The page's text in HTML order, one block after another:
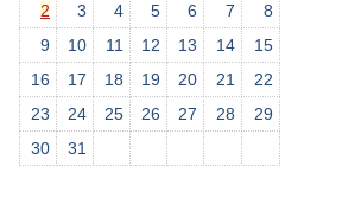
2
3 4 5 6 7
8
9
10 11 12 13 14
15
16
17 18 19 20 21
22
23
24 25 26 27 28
29
30
31